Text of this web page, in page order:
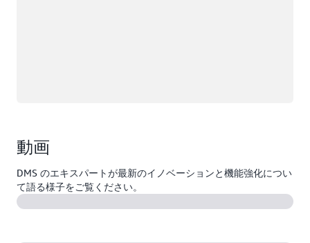
動画
DMS のエキスパートが最新のイノベーションと機能強化につい
て語る様子をご覧ください。